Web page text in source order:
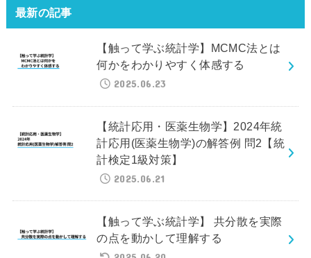
最新の記事
【触って学ぶ統計学】MCMC法とは
何かをわかりやすく体感する
2025.06.23
【統計応用・医薬生物学】2024年統
計応用(医薬生物学)の解答例 問2【統
計検定1級対策】
2025.06.21
【触って学ぶ統計学】 共分散を実際
の点を動かして理解する